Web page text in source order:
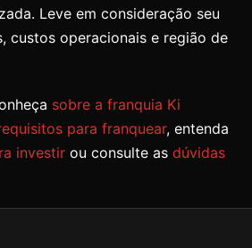
Leve em consideração seu
custos operacionais e região de
sobre a franquia Ki
para franquear, entenda
investir ou consulte as dúvidas